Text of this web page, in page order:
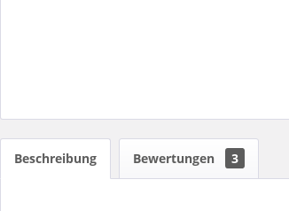
Beschreibung Bewertungen 3